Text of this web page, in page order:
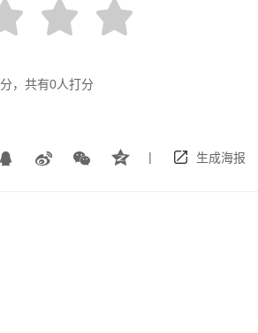
分，共有0人打分
| 生成海报